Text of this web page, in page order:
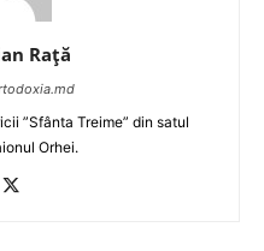
Raţă
”Sfânta Treime” din satul
Orhei.